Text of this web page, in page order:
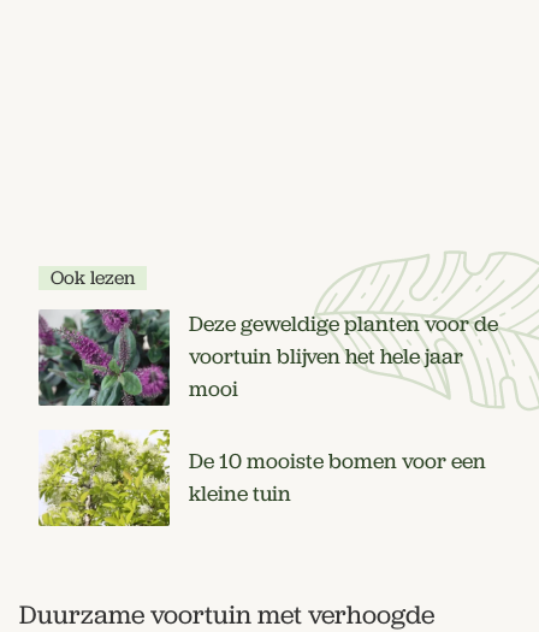
Ook lezen
Deze geweldige planten voor de
voortuin blijven het hele jaar
mooi
De 10 mooiste bomen voor een
kleine tuin
Duurzame voortuin met verhoogde